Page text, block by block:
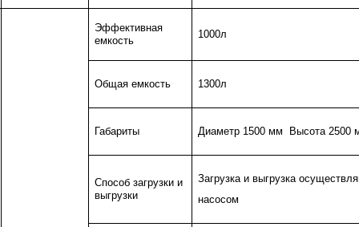
Эффективная
емкость
1000л
Общая емкость 1300л
Габариты Диаметр 1500 мм Высота 2500
Способ загрузки и
выгрузки
Загрузка и выгрузка
насосом